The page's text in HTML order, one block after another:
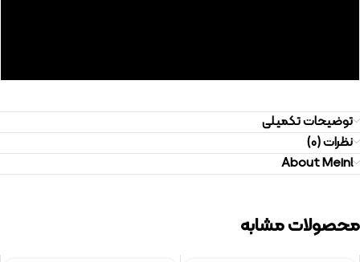
توضیحات تکمیلی
نظرات (0)
About Meinl
محصولات مشابه